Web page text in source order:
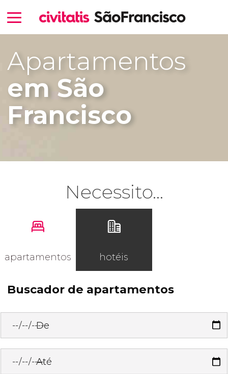
Apartamentos
em São
Francisco
Necessito...
apartamentos hotéis
Buscador de apartamentos
De
Até